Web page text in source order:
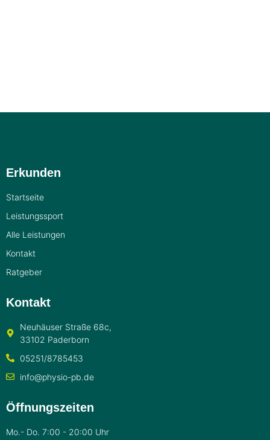
Erkunden
Startseite
Leistungssport
Alle Leistungen
Kontakt
Ratgeber
Kontakt
Neuhäuser Straße 68c,
33102 Paderborn
05251/8785453
info@physio-pb.de
Öffnungszeiten
Mo.- Do. 7:00 - 20:00 Uhr